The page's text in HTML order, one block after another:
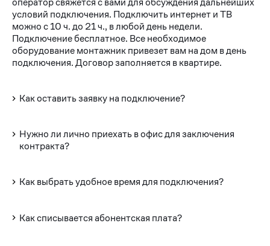
условий подключения. Подключить интернет и ТВ
можно с 10 ч. до 21 ч., в любой день недели.
Подключение бесплатное. Все необходимое
оборудование монтажник привезет вам на дом в день
подключения. Договор заполняется в квартире.
Как оставить заявку на подключение?
Нужно ли лично приехать в офис для заключения
контракта?
Как выбрать удобное время для подключения?
Как списывается абонентская плата?